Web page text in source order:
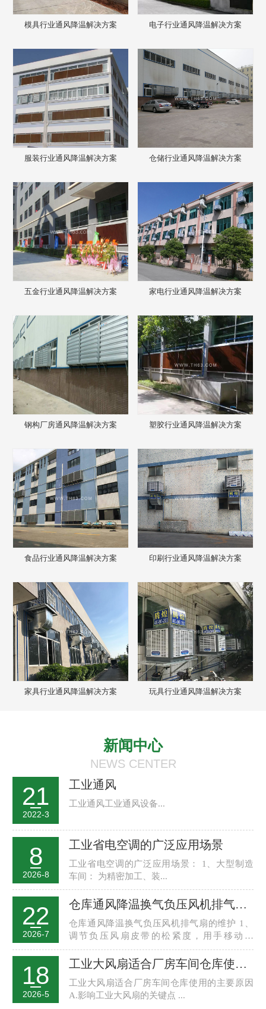
模具行业通风降温解决方案 电子行业通风降温解决方案
服装行业通风降温解决方案 仓储行业通风降温解决方案
五金行业通风降温解决方案 家电行业通风降温解决方案
钢构厂房通风降温解决方案 塑胶行业通风降温解决方案
食品行业通风降温解决方案 印刷行业通风降温解决方案
家具行业通风降温解决方案 玩具行业通风降温解决方案
新闻中心
NEWS CENTER
21
2022-3
工业通风
工业通风工业通风设备...
8
2026-8
工业省电空调的广泛应用场景
工业省电空调的广泛应用场景： 1、大型制造
车间： 为精密加工、装...
22
2026-7
仓库通风降温换气负压风机排气扇维护保养
仓库通风降温换气负压风机排气扇的维护 1、
调节负压风扇皮带的松紧度，用手移动风
轮，...
18
2026-5
工业大风扇适合厂房车间仓库使用的主要原因
工业大风扇适合厂房车间仓库使用的主要原因
A.影响工业大风扇的关键点 ...